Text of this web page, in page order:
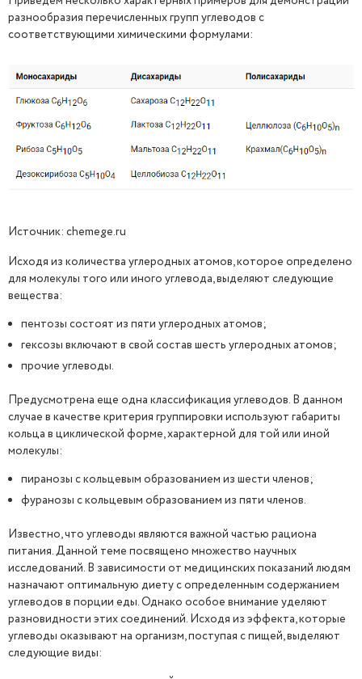
разнообразия перечисленных групп углеводов с
соответствующими химическими формулами:
Источник: chemege.ru
Исходя из количества углеродных атомов, которое определено
для молекулы того или иного углевода, выделяют следующие
вещества:
пентозы состоят из пяти углеродных атомов;
гексозы включают в свой состав шесть углеродных атомов;
прочие углеводы.
Предусмотрена еще одна классификация углеводов. В данном
случае в качестве критерия группировки используют габариты
кольца в циклической форме, характерной для той или иной
молекулы:
пиранозы с кольцевым образованием из шести членов;
фуранозы с кольцевым образованием из пяти членов.
Известно, что углеводы являются важной частью рациона
питания. Данной теме посвящено множество научных
исследований. В зависимости от медицинских показаний людям
назначают оптимальную диету с определенным содержанием
углеводов в порции еды. Однако особое внимание уделяют
разновидности этих соединений. Исходя из эффекта, которые
углеводы оказывают на организм, поступая с пищей, выделяют
следующие виды: